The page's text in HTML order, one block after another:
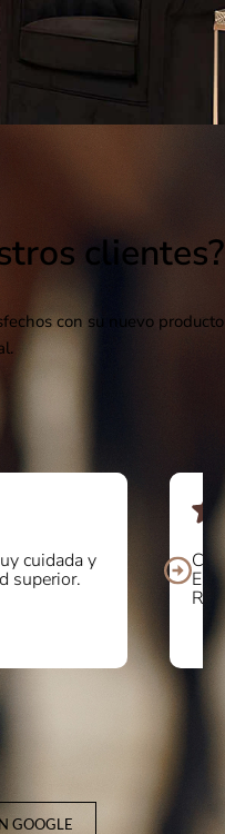
clientes?
con su nuevo producto
la atención fue de 10.
del producto.
GOOGLE